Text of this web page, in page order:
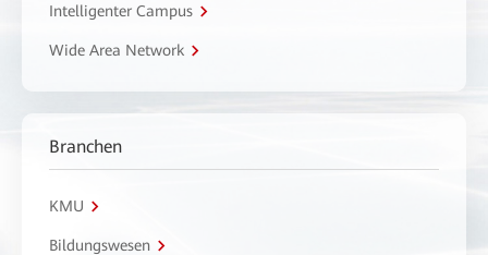
Intelligenter Campus
Wide Area Network
Branchen
KMU
Bildungswesen